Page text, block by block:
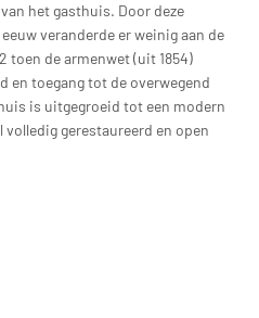
het gasthuis. Door deze
veranderde er weinig aan de
toen de armenwet (uit 1854)
en toegang tot de overwegend
is uitgegroeid tot een modern
volledig gerestaureerd en open